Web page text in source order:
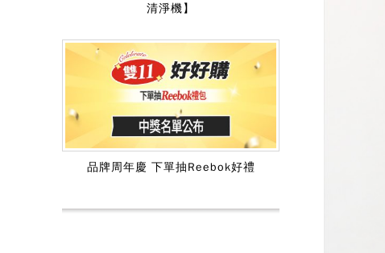
清淨機】
品牌周年慶 下單抽Reebok好禮